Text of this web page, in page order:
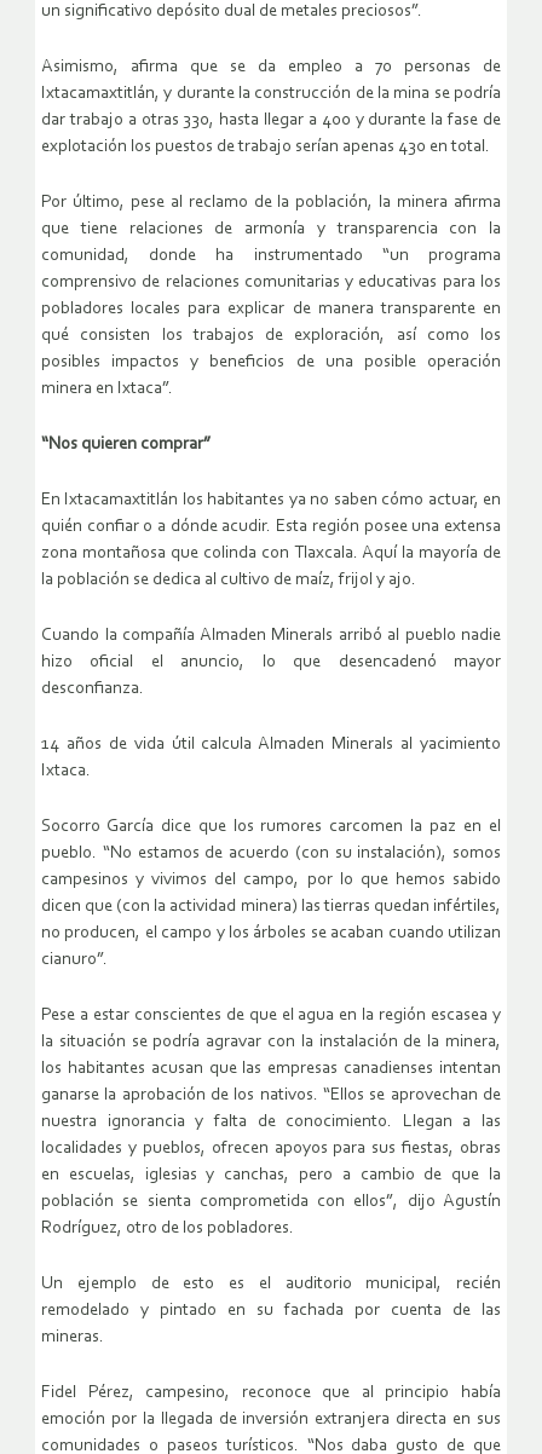
un significativo depósito dual de metales preciosos”.
Asimismo, afirma que se da empleo a 70 personas de
Ixtacamaxtitlán, y durante la construcción de la mina se podría
dar trabajo a otras 330, hasta llegar a 400 y durante la fase de
explotación los puestos de trabajo serían apenas 430 en total.
Por último, pese al reclamo de la población, la minera afirma
que tiene relaciones de armonía y transparencia con la
comunidad, donde ha instrumentado “un programa
comprensivo de relaciones comunitarias y educativas para los
pobladores locales para explicar de manera transparente en
qué consisten los trabajos de exploración, así como los
posibles impactos y beneficios de una posible operación
minera en Ixtaca”.
“Nos quieren comprar”
En Ixtacamaxtitlán los habitantes ya no saben cómo actuar, en
quién confiar o a dónde acudir. Esta región posee una extensa
zona montañosa que colinda con Tlaxcala. Aquí la mayoría de
la población se dedica al cultivo de maíz, frijol y ajo.
Cuando la compañía Almaden Minerals arribó al pueblo nadie
hizo oficial el anuncio, lo que desencadenó mayor
desconfianza.
14 años de vida útil calcula Almaden Minerals al yacimiento
Ixtaca.
Socorro García dice que los rumores carcomen la paz en el
pueblo. “No estamos de acuerdo (con su instalación), somos
campesinos y vivimos del campo, por lo que hemos sabido
dicen que (con la actividad minera) las tierras quedan infértiles,
no producen, el campo y los árboles se acaban cuando utilizan
cianuro”.
Pese a estar conscientes de que el agua en la región escasea y
la situación se podría agravar con la instalación de la minera,
los habitantes acusan que las empresas canadienses intentan
ganarse la aprobación de los nativos. “Ellos se aprovechan de
nuestra ignorancia y falta de conocimiento. Llegan a las
localidades y pueblos, ofrecen apoyos para sus fiestas, obras
en escuelas, iglesias y canchas, pero a cambio de que la
población se sienta comprometida con ellos”, dijo Agustín
Rodríguez, otro de los pobladores.
Un ejemplo de esto es el auditorio municipal, recién
remodelado y pintado en su fachada por cuenta de las
mineras.
Fidel Pérez, campesino, reconoce que al principio había
emoción por la llegada de inversión extranjera directa en sus
comunidades o paseos turísticos. “Nos daba gusto de que